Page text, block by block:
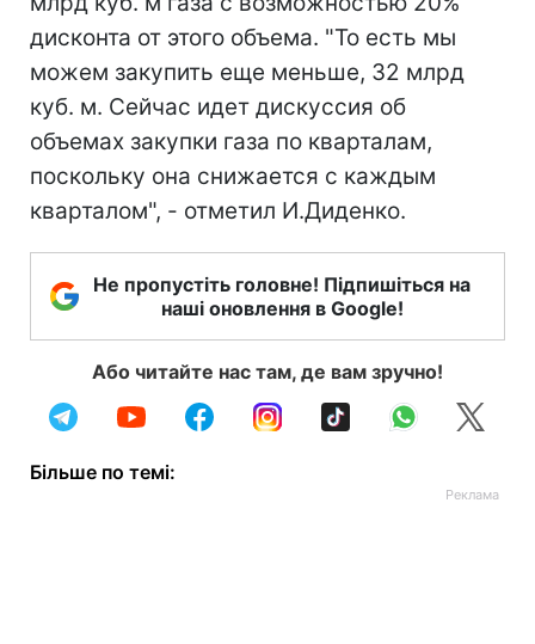
дисконта от этого объема. "То есть мы
можем закупить еще меньше, 32 млрд
куб. м. Сейчас идет дискуссия об
объемах закупки газа по кварталам,
поскольку она снижается с каждым
кварталом", - отметил И.Диденко.
Не пропустіть головне! Підпишіться на
наші оновлення в Google!
Або читайте нас там, де вам зручно!
Більше по темі: